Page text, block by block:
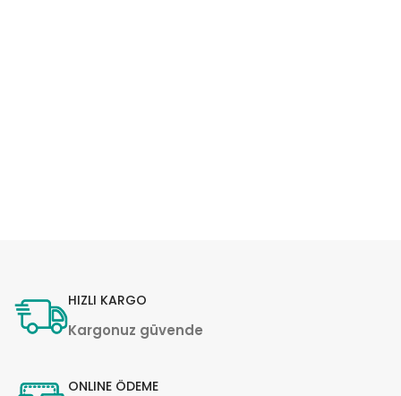
HIZLI KARGO
Kargonuz güvende
ONLINE ÖDEME